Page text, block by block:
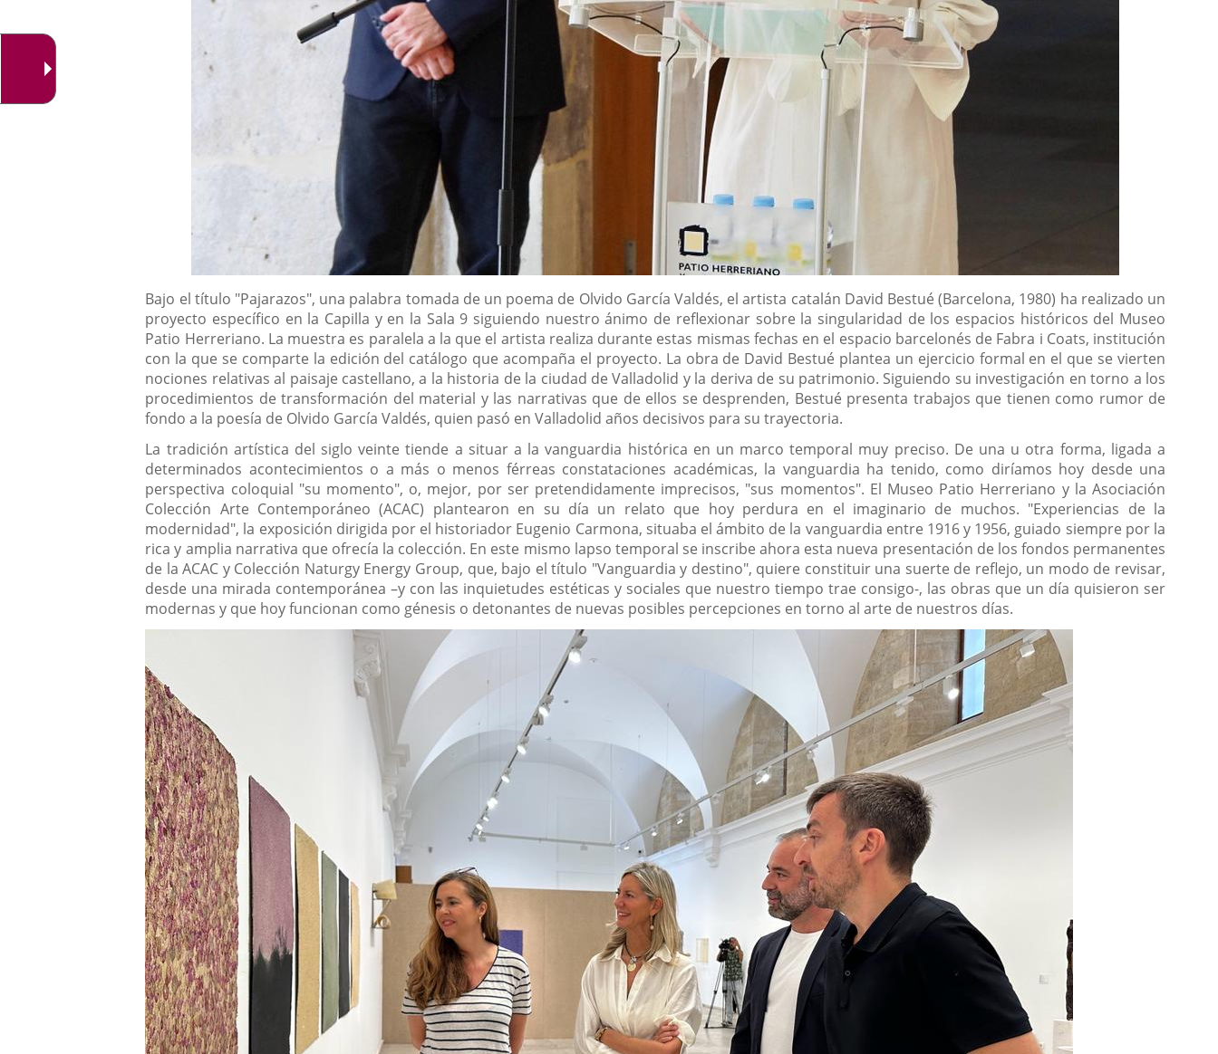
Descripción
Bajo el título "Pajarazos", una palabra tomada de un poema de Olvido García Valdés, el artista catalán David Bestué (Barcelona, 1980) ha realizado un
proyecto específico en la Capilla y en la Sala 9 siguiendo nuestro ánimo de reflexionar sobre la singularidad de los espacios históricos del Museo
Patio Herreriano. La muestra es paralela a la que el artista realiza durante estas mismas fechas en el espacio barcelonés de Fabra i Coats, institución
con la que se comparte la edición del catálogo que acompaña el proyecto. La obra de David Bestué plantea un ejercicio formal en el que se vierten
nociones relativas al paisaje castellano, a la historia de la ciudad de Valladolid y la deriva de su patrimonio. Siguiendo su investigación en torno a los
procedimientos de transformación del material y las narrativas que de ellos se desprenden, Bestué presenta trabajos que tienen como rumor de
fondo a la poesía de Olvido García Valdés, quien pasó en Valladolid años decisivos para su trayectoria.
La tradición artística del siglo veinte tiende a situar a la vanguardia histórica en un marco temporal muy preciso. De una u otra forma, ligada a
determinados acontecimientos o a más o menos férreas constataciones académicas, la vanguardia ha tenido, como diríamos hoy desde una
perspectiva coloquial "su momento", o, mejor, por ser pretendidamente imprecisos, "sus momentos". El Museo Patio Herreriano y la Asociación
Colección Arte Contemporáneo (ACAC) plantearon en su día un relato que hoy perdura en el imaginario de muchos. "Experiencias de la
modernidad", la exposición dirigida por el historiador Eugenio Carmona, situaba el ámbito de la vanguardia entre 1916 y 1956, guiado siempre por la
rica y amplia narrativa que ofrecía la colección. En este mismo lapso temporal se inscribe ahora esta nueva presentación de los fondos permanentes
de la ACAC y Colección Naturgy Energy Group, que, bajo el título "Vanguardia y destino", quiere constituir una suerte de reflejo, un modo de revisar,
desde una mirada contemporánea –y con las inquietudes estéticas y sociales que nuestro tiempo trae consigo-, las obras que un día quisieron ser
modernas y que hoy funcionan como génesis o detonantes de nuevas posibles percepciones en torno al arte de nuestros días.